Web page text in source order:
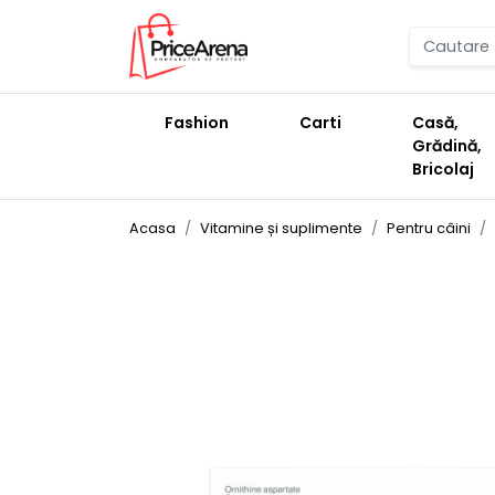
Fashion Carti
Casă,
Grădină,
Bricolaj
Acasa Vitamine și suplimente Pentru câini